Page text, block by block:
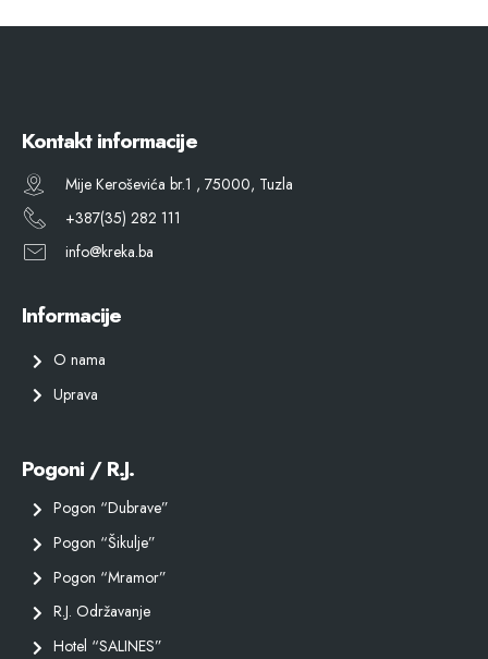
Kontakt informacije
Mije Keroševića br.1 , 75000, Tuzla
+387(35) 282 111
info@kreka.ba
Informacije
O nama
Uprava
Pogoni / R.J.
Pogon “Dubrave”
Pogon “Šikulje”
Pogon “Mramor”
R.J. Održavanje
Hotel “SALINES”